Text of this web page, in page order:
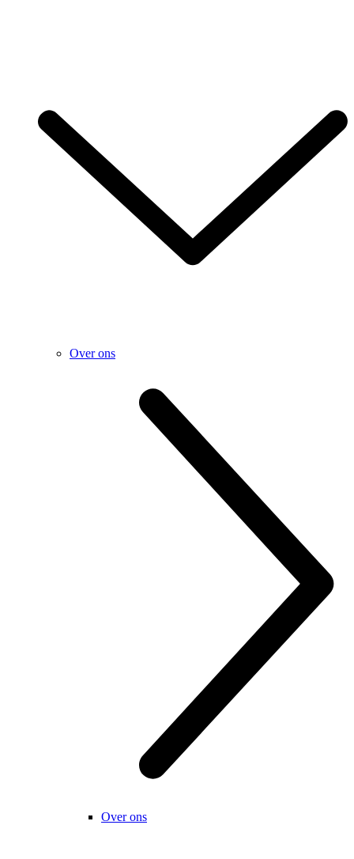
Over ons
Over ons